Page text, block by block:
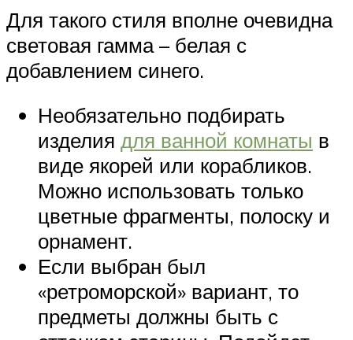
Для такого стиля вполне очевидна
световая гамма – белая с
добавлением синего.
Необязательно подбирать
изделия для ванной комнаты в
виде якорей или корабликов.
Можно использовать только
цветные фрагменты, полоску и
орнамент.
Если выбран был
«ретроморской» вариант, то
предметы должны быть с